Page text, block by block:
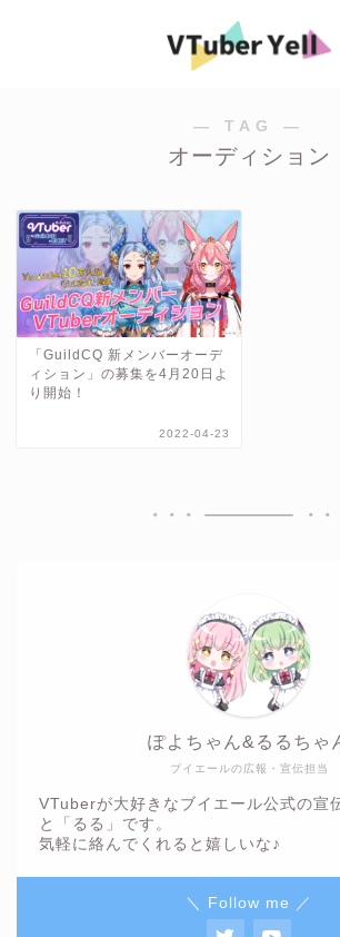
― TAG ―
オーディション
「GuildCQ 新メンバーオーデ
ィション」の募集を4月20日よ
り開始！
2022-04-23
ブイエールの広報・宣伝担当
ぽよちゃん&るるちゃ
VTuberが大好きなブイエール公式の宣
と「るる」です。
気軽に絡んでくれると嬉しいな♪
＼ Follow me ／